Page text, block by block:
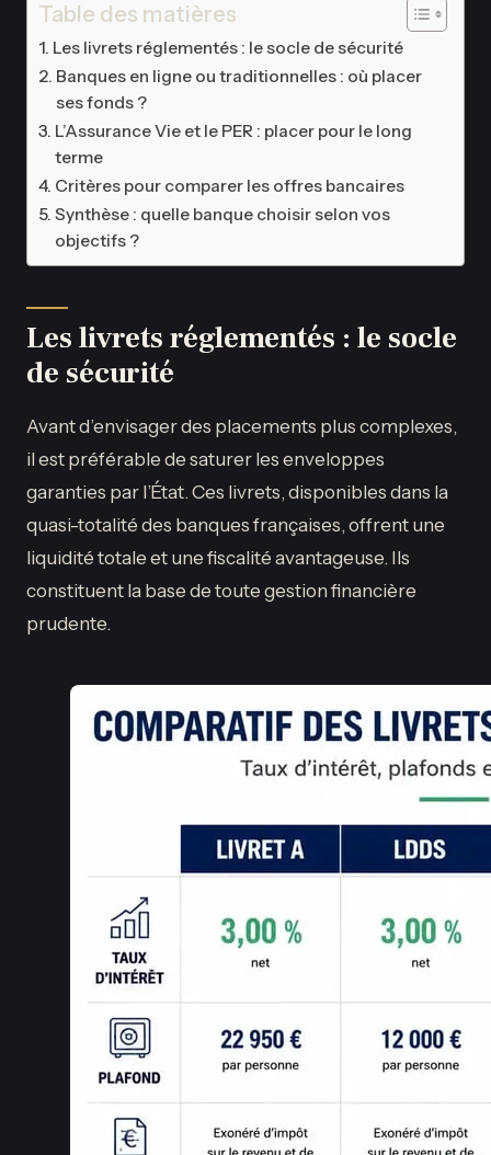
Table des matières
Les livrets réglementés : le socle de sécurité
Banques en ligne ou traditionnelles : où placer
ses fonds ?
L’Assurance Vie et le PER : placer pour le long
terme
Critères pour comparer les offres bancaires
Synthèse : quelle banque choisir selon vos
objectifs ?
Les livrets réglementés : le socle
de sécurité
Avant d’envisager des placements plus complexes,
il est préférable de saturer les enveloppes
garanties par l’État. Ces livrets, disponibles dans la
quasi-totalité des banques françaises, offrent une
liquidité totale et une fiscalité avantageuse. Ils
constituent la base de toute gestion financière
prudente.